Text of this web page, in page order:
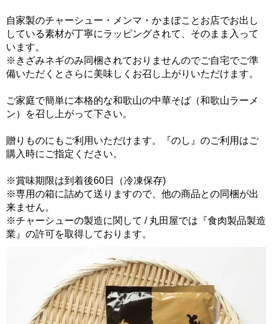
自家製のチャーシュー・メンマ・かまぼことお店でお出し
している素材が丁寧にラッピングされて、そのまま入って
います。
※きざみネギのみ同梱されておりませんのでご自宅でご準
備いただくとさらに美味しくお召し上がりいただけます。
ご家庭で簡単に本格的な和歌山の中華そば（和歌山ラーメ
ン）を召し上がって下さい。
贈りものにもご利用いただけます。『のし』のご利用はご
購入時にご指定ください。
※賞味期限は到着後60日（冷凍保存)
※専用の箱に詰めて送りますので、他の商品との同梱が出
来ません。
※チャーシューの製造に関して / 丸田屋では『食肉製品製造
業』の許可を取得しております。